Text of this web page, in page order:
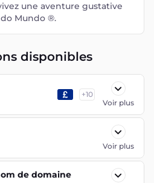
une aventure gustative
Mundo ®.
disponibles
+10
Voir plus
Voir plus
de domaine